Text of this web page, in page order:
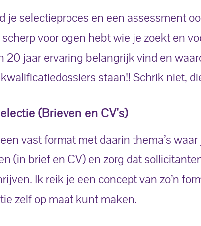
je selectieproces en een assessment
voor ogen hebt wie je zoekt en
20 jaar ervaring belangrijk vind en
staan!! Schrik niet,
(Brieven en CV's)
vast format met daarin thema’s
(in brief en CV) en zorg dat
Ik reik je een concept van zo’n
zelf op maat kunt maken.